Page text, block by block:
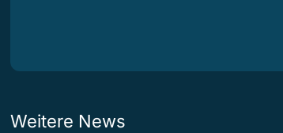
Weitere News